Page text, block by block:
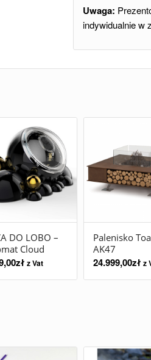
Uwaga:
indywidualnie w
DO LOBO –
Cloud
zł z Vat
Palenisko
AK47
24.999,00zł z